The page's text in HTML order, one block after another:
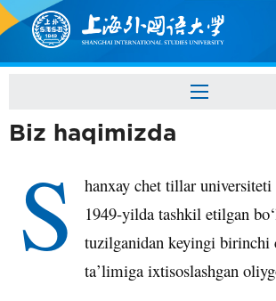
Biz haqimizda
S hanxay chet tillar universiteti
1949-yilda tashkil etilgan bo‘
tuzilganidan keyingi birinchi
ta’limiga ixtisoslashgan